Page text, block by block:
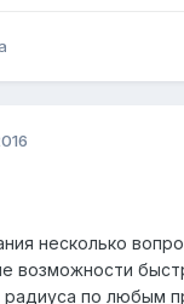
несколько
возможности
радиуса по любым